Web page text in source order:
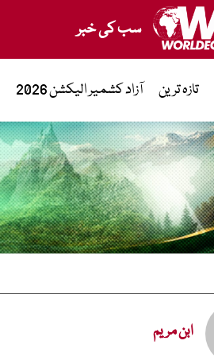
سب کی خبر
تازہ ترین آزاد کشمیر الیکشن 2026
ابن مریم